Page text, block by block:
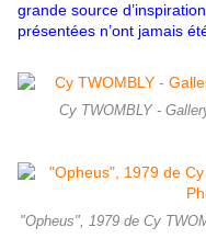
grande source
présentées n’ont jamais
Cy TWOMBLY -
"Opheus", 1979 de Cy